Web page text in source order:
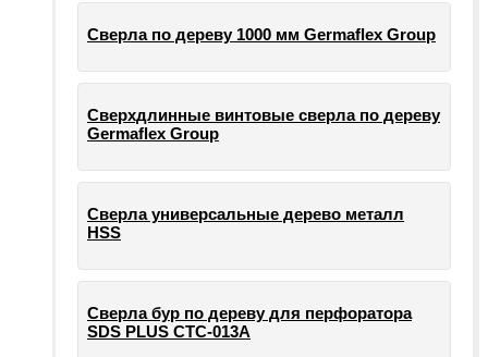
Сверла по дереву 1000 мм Germaflex Group
Сверхдлинные винтовые сверла по дереву
Germaflex Group
Сверла универсальные дерево металл
HSS
Cверла бур по дереву для перфоратора
SDS PLUS СТС-013А